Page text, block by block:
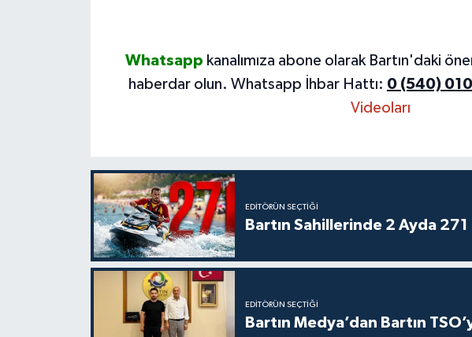
Whatsapp kanalımıza abone olarak Bartın'daki
haberdar olun. Whatsapp İhbar Hattı: 0 (540)
Videoları
EDITÖRÜN SEÇTIĞI
Bartın Sahillerinde 2 Ayda
EDITÖRÜN SEÇTIĞI
Bartın Medya’dan Bartın